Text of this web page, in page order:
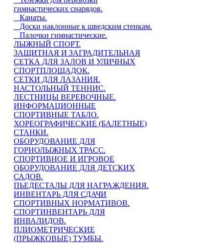
гимнастических снарядов.
Канаты.
Доски наклонные к шведским стенкам.
Палочки гимнастические.
ЛЫЖНЫЙ СПОРТ.
ЗАЩИТНАЯ И ЗАГРАДИТЕЛЬНАЯ
СЕТКА ДЛЯ ЗАЛОВ И УЛИЧНЫХ
СПОРТПЛОЩАДОК.
СЕТКИ ДЛЯ ЛАЗАНИЯ.
НАСТОЛЬНЫЙ ТЕННИС.
ЛЕСТНИЦЫ ВЕРЕВОЧНЫЕ.
ИНФОРМАЦИОННЫЕ
СПОРТИВНЫЕ ТАБЛО.
ХОРЕОГРАФИЧЕСКИЕ (БАЛЕТНЫЕ)
СТАНКИ.
ОБОРУДОВАНИЕ ДЛЯ
ГОРНОЛЫЖНЫХ ТРАСС.
СПОРТИВНОЕ И ИГРОВОЕ
ОБОРУДОВАНИЕ ДЛЯ ДЕТСКИХ
САДОВ.
ПЬЕДЕСТАЛЫ ДЛЯ НАГРАЖДЕНИЯ.
ИНВЕНТАРЬ ДЛЯ СДАЧИ
СПОРТИВНЫХ НОРМАТИВОВ.
СПОРТИНВЕНТАРЬ ДЛЯ
ИНВАЛИДОВ.
ПЛИОМЕТРИЧЕСКИЕ
(ПРЫЖКОВЫЕ) ТУМБЫ.